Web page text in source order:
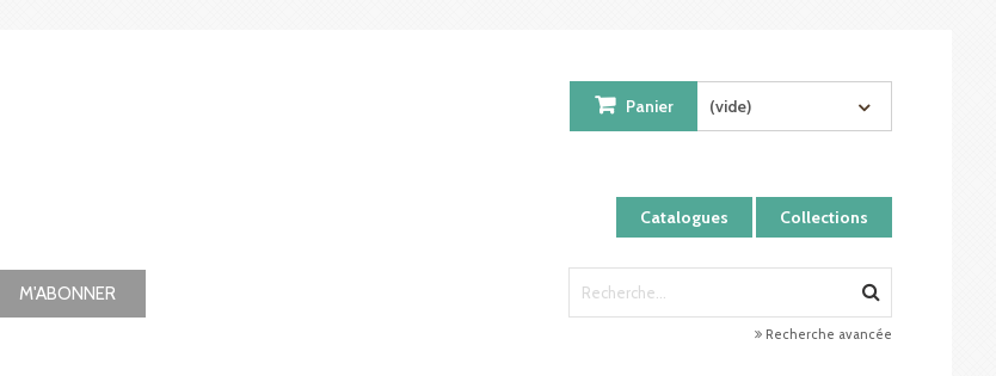
Catalogues Collections
Panier (vide)
M'ABONNER
Recherche avancée